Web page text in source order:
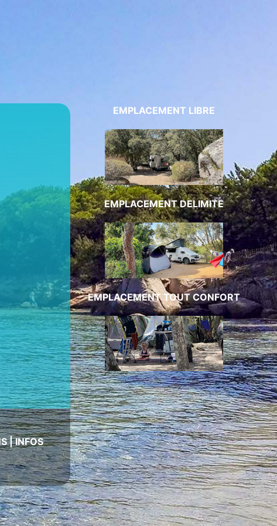
EMPLACEMENT LIBRE
EMPLACEMENT DELIMITE
EMPLACEMENT TOUT CONFORT
|INFOS